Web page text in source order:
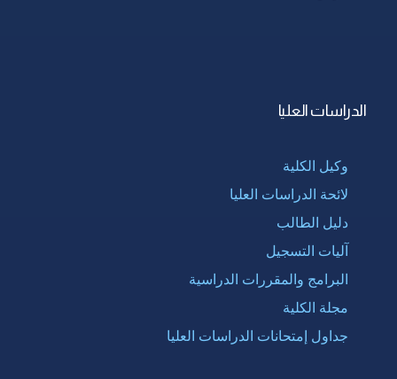
الدراسات العليا
وكيل الكلية
لائحة الدراسات العليا
دليل الطالب
آليات التسجيل
البرامج والمقررات الدراسية
مجلة الكلية
جداول إمتحانات الدراسات العليا